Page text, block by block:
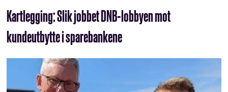
Kartlegging: Slik jobbet DNB-lobbyen mot
kundeutbytte i sparebankene